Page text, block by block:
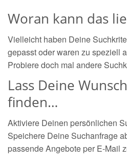
Woran kann das
Vielleicht haben Deine
gepasst oder waren zu speziell
Probiere doch mal andere
Lass Deine
finden…
Aktiviere Deinen persönlichen
Speichere Deine Suchanfrage
passende Angebote per E-Mail